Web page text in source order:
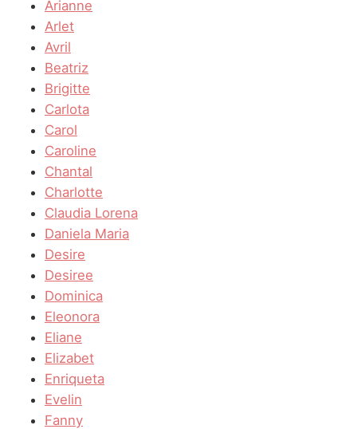
Arianne
Arlet
Avril
Beatriz
Brigitte
Carlota
Carol
Caroline
Chantal
Charlotte
Claudia Lorena
Daniela Maria
Desire
Desiree
Dominica
Eleonora
Eliane
Elizabet
Enriqueta
Evelin
Fanny